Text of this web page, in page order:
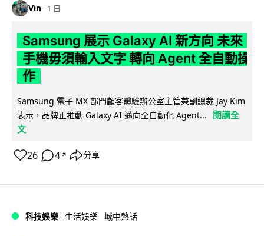
Vin 1 日
Samsung 展示 Galaxy AI 新方向 未來
手機毋須輸入文字 轉向 Agent 全自動操
作
Samsung 電子 MX 部門顧客體驗辦公室主管兼副總裁 Jay Kim
表示，品牌正推動 Galaxy AI 邁向全自動化 Agent...
閱讀全
文
26 4 ↗ 分享
科技娛樂 生活娛樂 城中熱話